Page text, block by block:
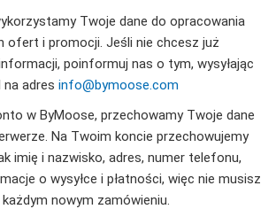
Twoje dane do opracowania
ofert i promocji. Jeśli nie chcesz już
poinformuj nas o tym, wysyłając
adres info@bymoose.com
w ByMoose, przechowamy Twoje dane
Na Twoim koncie przechowujemy
imię i nazwisko, adres, numer telefonu,
o wysyłce i płatności, więc nie musisz
nowym zamówieniu.